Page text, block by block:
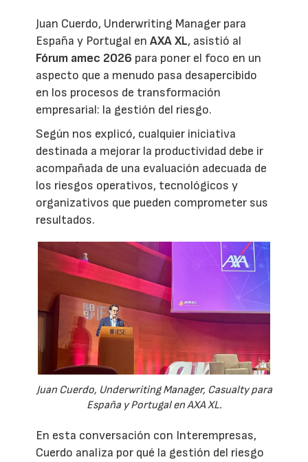
Juan Cuerdo, Underwriting Manager para
España y Portugal enAXA XL, asistió al
Fórum amec 2026 para poner el foco en un
aspecto que a menudo pasa desapercibido
en los procesos de transformación
empresarial: la gestión del riesgo.
Según nos explicó, cualquier iniciativa
destinada a mejorar la productividad debe ir
acompañada de una evaluación adecuada de
los riesgos operativos, tecnológicos y
organizativos que pueden comprometer sus
resultados.
Juan Cuerdo, Underwriting Manager, Casualty para
España y Portugal en AXA XL.
En esta conversación con Interempresas,
Cuerdo analiza por qué la gestión del riesgo